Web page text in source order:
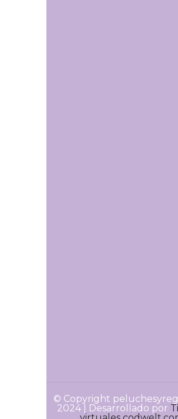
© Copyright
2024 | Desarrollado por